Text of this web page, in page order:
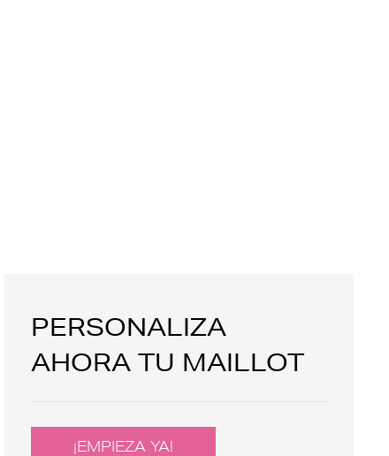
PERSONALIZA
AHORA TU MAILLOT
¡EMPIEZA YA!